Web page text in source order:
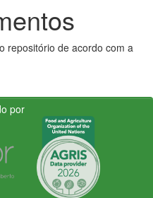
repositório de acordo com a
por